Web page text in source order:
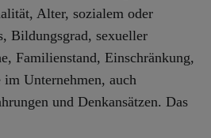
Alter, sozialem oder
Bildungsgrad, sexueller
Familienstand, Einschränkung,
Unternehmen, auch
und Denkansätzen. Das